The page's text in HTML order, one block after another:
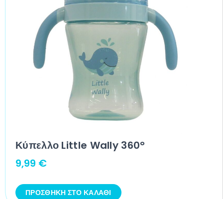
Κύπελλο Little Wally 360°
9,99 €
ΠΡΟΣΘΉΚΗ ΣΤΟ ΚΑΛΆΘΙ